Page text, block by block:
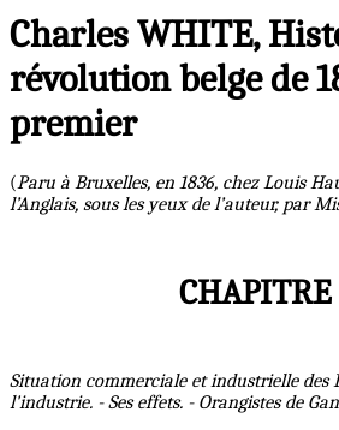
Charles WHITE,
révolution belge de
premier
(Paru à Bruxelles, en 1836, chez Louis
l’Anglais, sous les yeux de l’auteur, par
CHAPITRE
Situation commerciale et industrielle des
l'industrie. - Ses effets. - Orangistes de